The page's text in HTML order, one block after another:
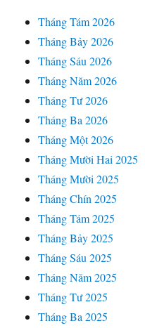
Tháng Tám 2026
Tháng Bảy 2026
Tháng Sáu 2026
Tháng Năm 2026
Tháng Tư 2026
Tháng Ba 2026
Tháng Một 2026
Tháng Mười Hai 2025
Tháng Mười 2025
Tháng Chín 2025
Tháng Tám 2025
Tháng Bảy 2025
Tháng Sáu 2025
Tháng Năm 2025
Tháng Tư 2025
Tháng Ba 2025